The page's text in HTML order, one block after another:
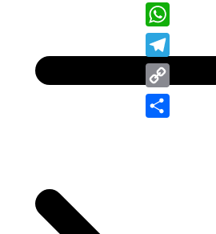
X
WhatsApp
Telegram
Copy